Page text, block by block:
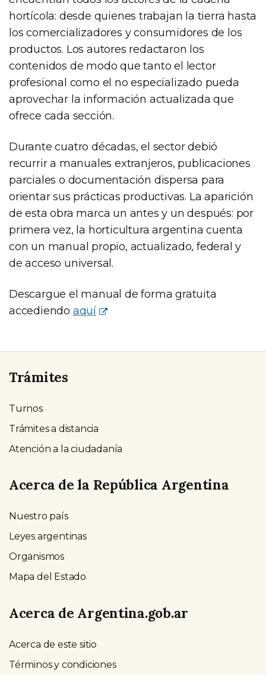
hortícola: desde quienes trabajan la tierra hasta
los comercializadores y consumidores de los
productos. Los autores redactaron los
contenidos de modo que tanto el lector
profesional como el no especializado pueda
aprovechar la información actualizada que
ofrece cada sección.
Durante cuatro décadas, el sector debió
recurrir a manuales extranjeros, publicaciones
parciales o documentación dispersa para
orientar sus prácticas productivas. La aparición
de esta obra marca un antes y un después: por
primera vez, la horticultura argentina cuenta
con un manual propio, actualizado, federal y
de acceso universal.
Descargue el manual de forma gratuita
accediendo aquí
Trámites
Turnos
Trámites a distancia
Atención a la ciudadanía
Acerca de la República Argentina
Nuestro país
Leyes argentinas
Organismos
Mapa del Estado
Acerca de Argentina.gob.ar
Acerca de este sitio
Términos y condiciones